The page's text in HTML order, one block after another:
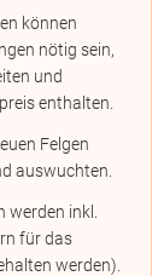
können
nötig sein,
und
enthalten.
Felgen
auswuchten.
werden inkl.
für das
werden).